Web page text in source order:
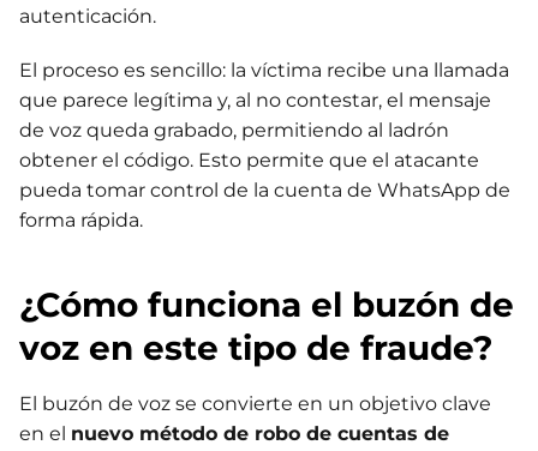
autenticación.
El proceso es sencillo: la víctima recibe una llamada
que parece legítima y, al no contestar, el mensaje
de voz queda grabado, permitiendo al ladrón
obtener el código. Esto permite que el atacante
pueda tomar control de la cuenta de WhatsApp de
forma rápida.
¿Cómo funciona el buzón de
voz en este tipo de fraude?
El buzón de voz se convierte en un objetivo clave
en el nuevo método de robo de cuentas de